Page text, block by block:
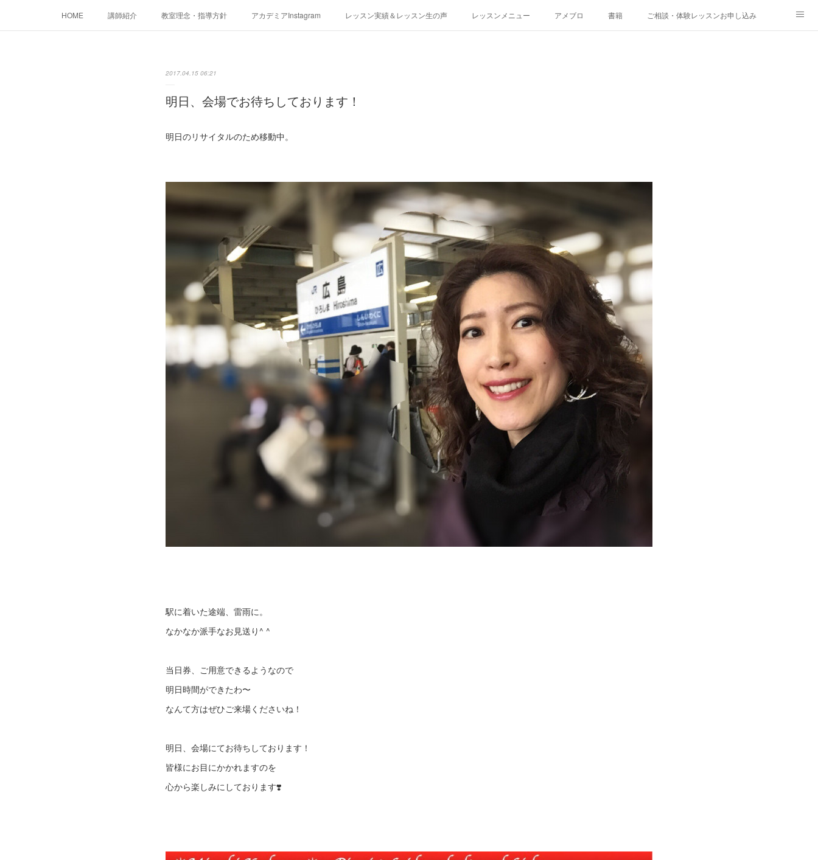
HOME 講師紹介 教室理念・指導方針 アカデミアInstagram レッスン実績＆レッスン生の声 レッスンメニュー アメブロ 書籍 ご相談・体験レッスンお申し込み
2017.04.15 06:21
明日、会場でお待ちしております！
明日のリサイタルのため移動中。
駅に着いた途端、雷雨に。
なかなか派手なお見送り^ ^
当日券、ご用意できるようなので
明日時間ができたわ〜
なんて方はぜひご来場くださいね！
明日、会場にてお待ちしております！
皆様にお目にかかれますのを
心から楽しみにしております❣️